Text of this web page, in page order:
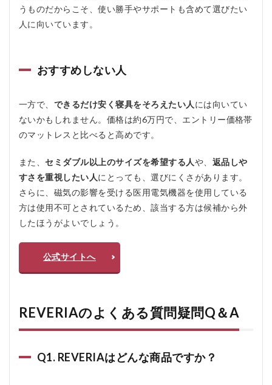
うものだからこそ、使い勝手やサポートも含めて選びたい
人に向いています。
おすすめしない人
一方で、 できるだけ安く寝具をそろえたい人 には向いてい
ないかもしれません。価格は約6万円で、エントリー価格帯
のマットレスと比べると高めです。
また、セミダブル以上のサイズを希望する人や、 返品しや
すさを重視したい人にとっても、選びにくさがあります。
さらに、磁気の影響を受ける医用電気機器を使用している
方は使用不可とされているため、該当する方は候補から外
したほうがよいでしょう。
公式サイトへ
REVERIAのよくある質問疑問Q＆A
Q1. REVERIAはどんな商品ですか？